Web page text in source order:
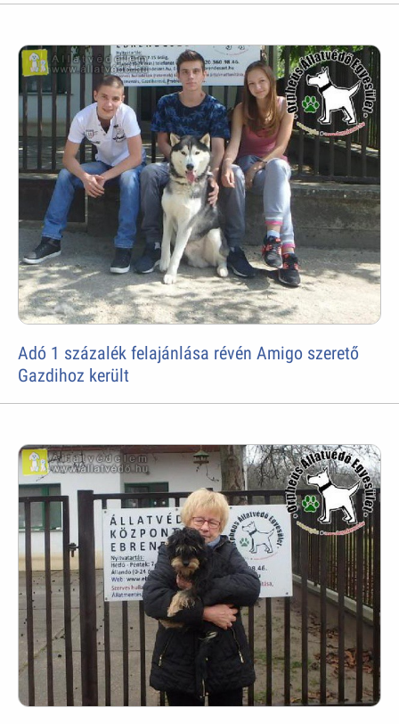
Adó 1 százalék felajánlása révén Amigo szerető
Gazdihoz került